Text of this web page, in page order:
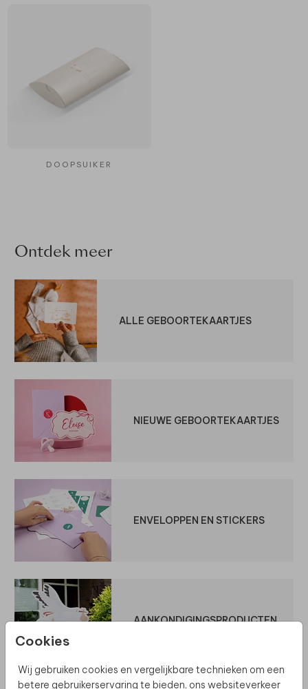
Cookies
Wij gebruiken cookies en vergelijkbare technieken om een
betere gebruikerservaring te bieden, ons websiteverkeer
DOOPSUIKER
Ontdek meer
ALLE GEBOORTEKAARTJES
NIEUWE GEBOORTEKAARTJES
ENVELOPPEN EN STICKERS
AANKONDIGINGSPRODUCTEN